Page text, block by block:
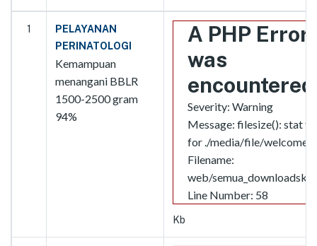
1
PELAYANAN
PERINATOLOGI
Kemampuan
menangani BBLR
1500-2500 gram
94%
A PHP Error
was
encountered
Severity: Warning
Message: filesize(): stat
for ./media/file/
Filename:
web/
Line Number: 58
Kb